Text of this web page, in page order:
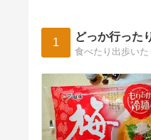
1 どっか行った